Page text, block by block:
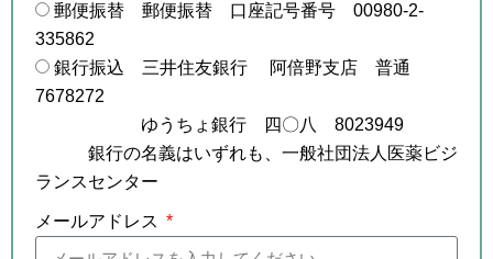
郵便振替 郵便振替 口座記号番号 00980-2-
335862
銀行振込 三井住友銀行 阿倍野支店 普通
7678272
ゆうちょ銀行 四〇八 8023949
銀行の名義はいずれも、一般社団法人医薬ビジ
ランスセンター
メールアドレス